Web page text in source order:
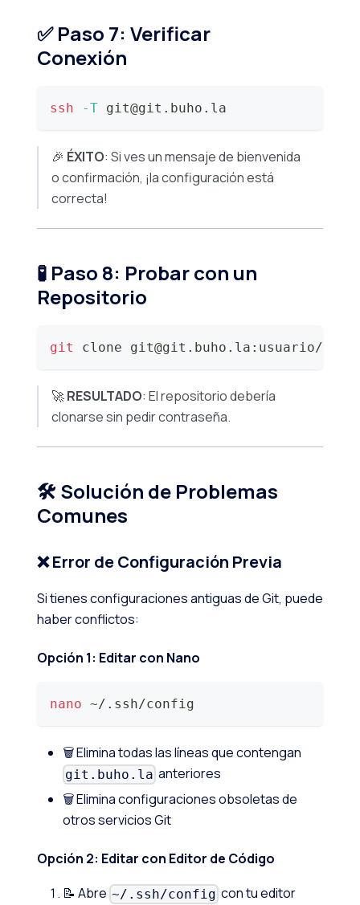
✅ Paso 7: Verificar
Conexión
ssh -T git@git.buho.la
🎉 ÉXITO: Si ves un mensaje de bienvenida
o confirmación, ¡la configuración está
correcta!
🧪 Paso 8: Probar con un
Repositorio
git clone git@git.buho.la:usuario/
🚀RESULTADO: El repositorio debería
clonarse sin pedir contraseña.
🛠️ Solución de Problemas
Comunes
❌ Error de Configuración Previa
Si tienes configuraciones antiguas de Git, puede
haber conflictos:
Opción 1: Editar con Nano
nano ~/.ssh/config
🗑️ Elimina todas las líneas que contengan
git.buho.la anteriores
🗑️ Elimina configuraciones obsoletas de
otros servicios Git
Opción 2: Editar con Editor de Código
📝 Abre ~/.ssh/config con tu editor